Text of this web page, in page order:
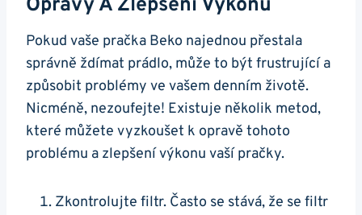
Opravy A ‌zlepšení Výkonu
Pokud vaše pračka Beko najednou přestala
správně ždímat prádlo, může to být frustrující a
‌způsobit problémy ve vašem ​denním životě. ​
Nicméně, nezoufejte! Existuje‌ několik metod,
které můžete vyzkoušet k opravě tohoto
problému a zlepšení výkonu⁢ vaší pračky.
Zkontrolujte filtr. Často se stává, že se filtr